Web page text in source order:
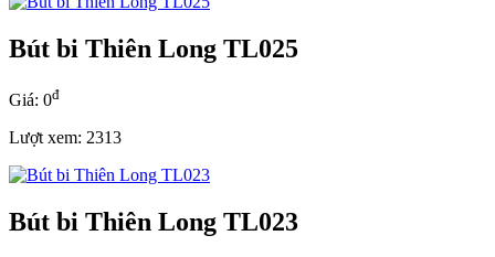
Bút bi Thiên Long TL025
Giá: 0đ
Lượt xem: 2313
Bút bi Thiên Long TL023